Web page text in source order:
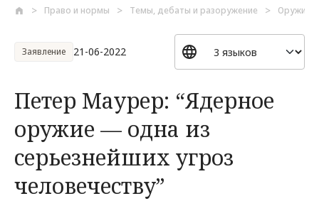
Право и нормы Темы, дебаты и разоружение Оружие
Заявление 21-06-2022
Петер Маурер: “Ядерное
оружие — одна из
серьезнейших угроз
человечеству”